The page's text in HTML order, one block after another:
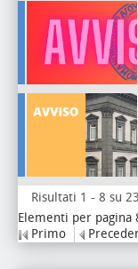
Risultati 1 - 8 su
Elementi per pagina
Primo